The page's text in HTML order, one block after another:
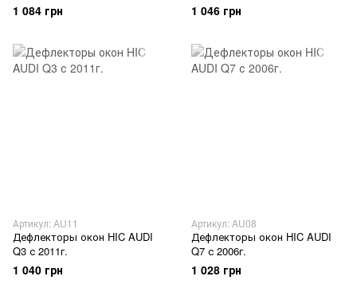
1 084 грн 1 046 грн
Артикул: AU11
Дефлекторы окон HIC AUDI
Q3 с 2011г.
1 040 грн
Артикул: AU08
Дефлекторы окон HIC AUDI
Q7 с 2006г.
1 028 грн